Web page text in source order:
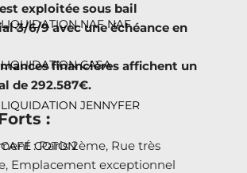
LIQUIDATION NAF NAF
LIQUIDATION CASA
LIQUIDATION JENNYFER
CAFÉ COTON
exploitée sous bail
3/6/9 avec une échéance en
financières affichent un
de 292.587€.
:
: Paris 2ème, Rue très
Emplacement exceptionnel